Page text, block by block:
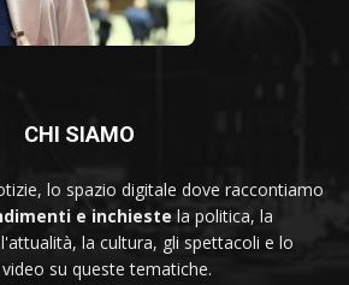
CHI SIAMO
lo spazio digitale dove raccontiamo
e inchieste la politica, la
la cultura, gli spettacoli e lo
su queste tematiche.